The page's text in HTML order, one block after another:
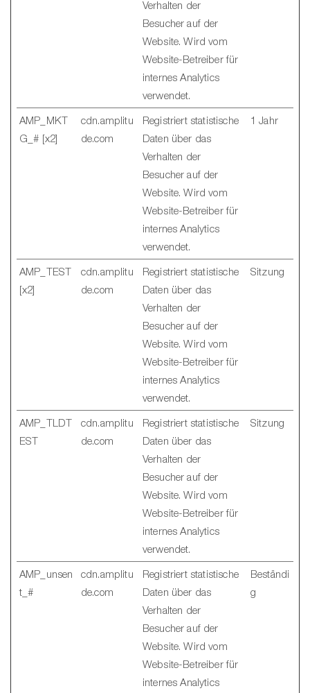
Verhalten der
Besucher auf der
Website. Wird vom
Website-Betreiber für
internes Analytics
verwendet.
AMP_MKT
G_# [x2]
cdn.amplitu
de.com
Registriert statistische
Daten über das
Verhalten der
Besucher auf der
Website. Wird vom
Website-Betreiber für
internes Analytics
verwendet.
1 Jahr
AMP_TEST
[x2]
cdn.amplitu
de.com
Registriert statistische
Daten über das
Verhalten der
Besucher auf der
Website. Wird vom
Website-Betreiber für
internes Analytics
verwendet.
Sitzung
AMP_TLDT
EST
cdn.amplitu
de.com
Registriert statistische
Daten über das
Verhalten der
Besucher auf der
Website. Wird vom
Website-Betreiber für
internes Analytics
verwendet.
Sitzung
AMP_unsen
t_#
cdn.amplitu
de.com
Registriert statistische
Daten über das
Verhalten der
Besucher auf der
Website. Wird vom
Website-Betreiber für
internes Analytics
Beständi
g